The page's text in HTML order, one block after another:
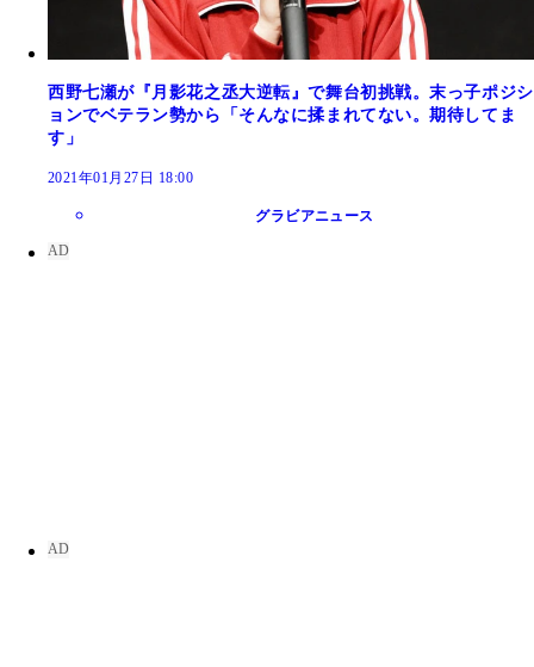
西野七瀬が『月影花之丞大逆転』で舞台初挑戦。末っ子ポジシ
ョンでベテラン勢から「そんなに揉まれてない。期待してま
す」
2021年01月27日 18:00
グラビアニュース